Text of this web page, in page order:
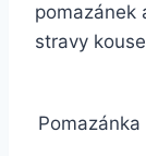
pomazánek
stravy